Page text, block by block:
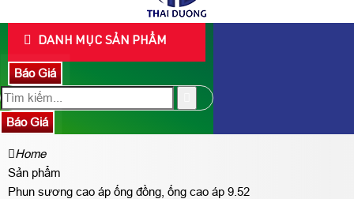
DANH MỤC SẢN PHẨM
Báo Giá
Báo Giá
Home
Sản phẩm
Phun sương cao áp ống đồng, ống cao áp 9.52